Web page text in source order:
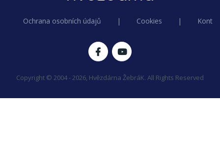
Ochrana osobních údajů | Cookies |
Copyright © 2004 - 2026, Hvězdárna ŽebráK. All Rights Reserved